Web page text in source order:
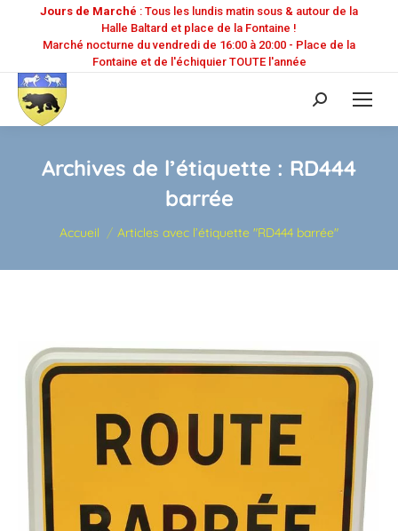
Jours de Marché : Tous les lundis matin sous & autour de la
Halle Baltard et place de la Fontaine !
Marché nocturne du vendredi de 16:00 à 20:00 - Place de la
Fontaine et de l'échiquier TOUTE l'année
Recherche
:
Archives de l’étiquette : RD444
barrée
Vous êtes ici :
Accueil Articles avec l’étiquette "RD444 barrée"